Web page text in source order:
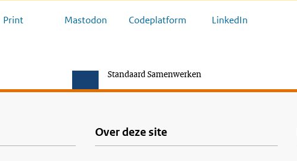
Print Mastodon Codeplatform LinkedIn
Standaard Samenwerken
Over deze site